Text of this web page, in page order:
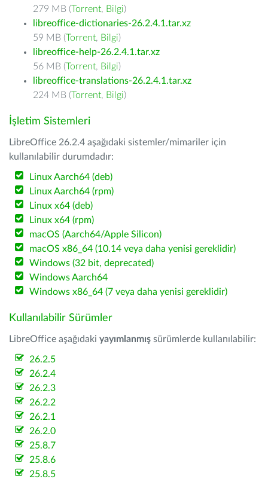
279 MB (Torrent, Bilgi)
libreoffice-dictionaries-26.2.4.1.tar.xz
59 MB (Torrent, Bilgi)
libreoffice-help-26.2.4.1.tar.xz
56 MB (Torrent, Bilgi)
libreoffice-translations-26.2.4.1.tar.xz
224 MB (Torrent, Bilgi)
İşletim Sistemleri
LibreOffice 26.2.4 aşağıdaki sistemler/mimariler için
kullanılabilir durumdadır:
Linux Aarch64 (deb)
Linux Aarch64 (rpm)
Linux x64 (deb)
Linux x64 (rpm)
macOS (Aarch64/Apple Silicon)
macOS x86_64 (10.14 veya daha yenisi gereklidir)
Windows (32 bit, deprecated)
Windows Aarch64
Windows x86_64 (7 veya daha yenisi gereklidir)
Kullanılabilir Sürümler
LibreOffice aşağıdaki yayımlanmış sürümlerde kullanılabilir:
26.2.5
26.2.4
26.2.3
26.2.2
26.2.1
26.2.0
25.8.7
25.8.6
25.8.5